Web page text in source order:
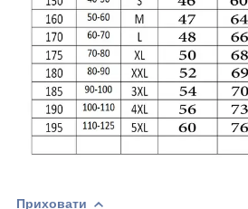
Приховати